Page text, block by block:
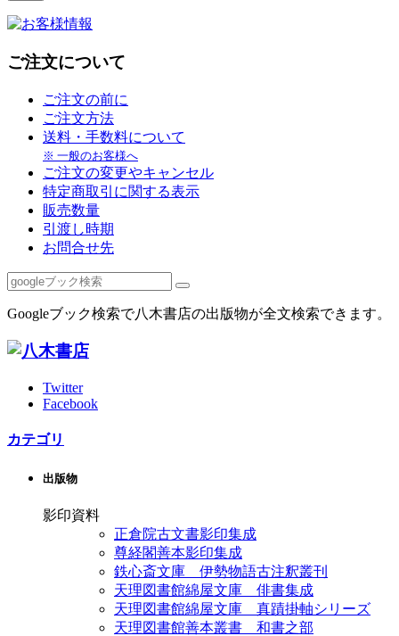
ご注文について
ご注文の前に
ご注文方法
送料・手数料について
※ 一般のお客様へ
ご注文の変更やキャンセル
特定商取引に関する表示
販売数量
引渡し時期
お問合せ先
Googleブック検索で八木書店の出版物が全文検索できます。
Twitter
Facebook
カテゴリ
出版物
影印資料
正倉院古文書影印集成
尊経閣善本影印集成
鉄心斎文庫 伊勢物語古注釈叢刊
天理図書館綿屋文庫 俳書集成
天理図書館綿屋文庫 真蹟掛軸シリーズ
天理図書館善本叢書 和書之部